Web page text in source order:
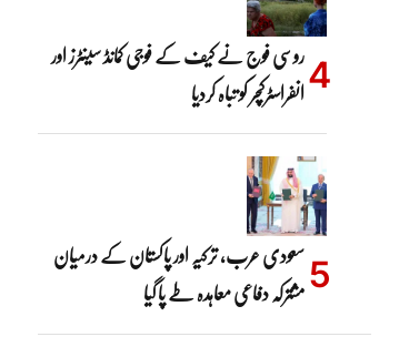
روسی فوج نے کیف کے فوجی کمانڈ سینٹرز اور
انفراسٹرکچر کو تباہ کردیا
سعودی عرب، ترکیہ اور پاکستان کے درمیان
مشترکہ دفاعی معاہدہ طے پا گیا